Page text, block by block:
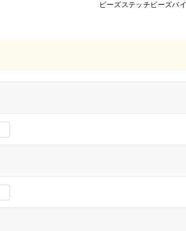
ビーズステッチビーズバ